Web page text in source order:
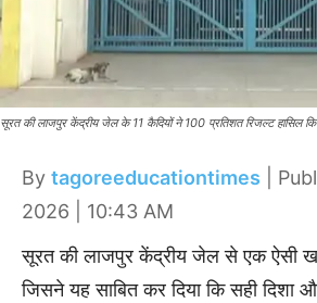
सूरत की लाजपुर केंद्रीय जेल के 11 कैदियों ने 100 प्रतिशत रिजल्ट हासिल
By tagoreeducationtimes |
2026 | 10:43 AM
सूरत की लाजपुर केंद्रीय जेल से एक ऐसी
जिसने यह साबित कर दिया कि सही दिशा